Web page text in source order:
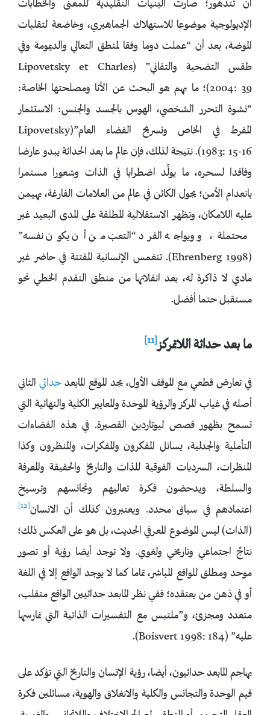
أن تتدهور؛ صارت البنيات التقليدية للمعنى والخطابات
الإديولوجية موضوعا للاستهلاك الجماهيري، وخاضعة لتقلبات
الموضة، بعد أن “عملت دوما وفقا لمنطق التعالي والديمومة وفي
طقس التضحية والتفاني” (Lipovetsky et Charles
2004: 39)؛ ما يهم هو البحث عن الأنا ومصلحتها الخاصة:
“نشوة التحرر الشخصي، الهوس بالجسد والجنس: الاستثمار
المفرط في الخاص وتسريح الفضاء العام”(Lipovetsky
1983: 15-16). نتيجة لذلك، فإن عالم ما بعد الحداثة يبدو عارضا
وفاقدا لسحره، ما يولِّد اضطرابا في الذات وشعورا مستمرا
بانعدام الأمن؛ يجول الكائن في عالم من العلامات الفارغة، يهيمن
عليه اللامكان، وتظهر الاستقلالية المطلقة على المدى البعيد غير
محتملة، و ويواجه الفرد “التعبَ من أن يكون نفسه”
(Ehrenberg 1998). تنغمس الإنسانية المفتتة في حاضر غير
مادي لا ذاكرة له، بعد انفلاتها من منطق التقدم الخطي نحو
مستقبل حتما أفضل.
ما بعد حداثة اللاتمركز[11]
في تعارض قطعي مع الموقف الأول، يجد الموقع المابعد حداثي الثاني
أصله في غياب المركز والرؤية الموحدة والمعايير الكلية والنهائية التي
تسمح بظهور قصص ليوتاردين القصيرة. في هذه الفضاءات
التأملية والجدلية، يسائل المفكرون والمفكرات، والمنظرون وكذا
المنظرات، السرديات الفوقية للذات والتاريخ والحقيقة والمعرفة
والسلطة، ويدحضون فكرة تعاليهم وتجانسهم وترسيخ
اعتمادهم في سياق محدد. ويعتبرون كذلك أن الانسان[12]
(الذات) ليس الموضوع المعرفي الحديث، بل هو على العكس ذلك؛
نتاجٌ اجتماعي وتاريخي ولغوي. ولا توجد أيضا رؤية أو تصور
موحد ومطلق للواقع المباشر، تماما كما لا يوجد الواقع إلا في اللغة
أو في ذهن من يعتقده؛ ففي نظر المابعد حداثيين الواقع متقلب،
متعدد ومجزئ، و”ملتبس مع التفسيرات الذاتية التي نمارسها
عليه” (Boisvert 1998: 184).
يهاجم المابعد حداثيون، أيضا، رؤية الإنسان والتاريخ التي تؤكد على
قيم الوحدة والتجانس والكلية والانغلاق والهوية، مسائلين فكرة